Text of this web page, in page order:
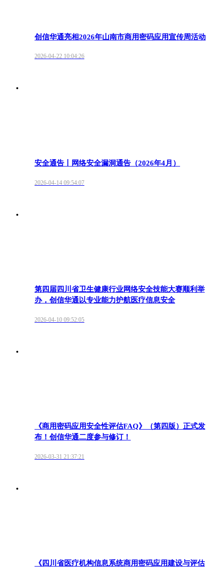
创信华通亮相2026年山南市商用密码应用宣传周活动
2026-04-22 10:04:26
安全通告丨网络安全漏洞通告（2026年4月）
2026-04-14 09:54:07
第四届四川省卫生健康行业网络安全技能大赛顺利举
办，创信华通以专业能力护航医疗信息安全
2026-04-10 09:52:05
《商用密码应用安全性评估FAQ》（第四版）正式发
布！创信华通二度参与修订！
2026-03-31 21:37:21
《四川省医疗机构信息系统商用密码应用建设与评估